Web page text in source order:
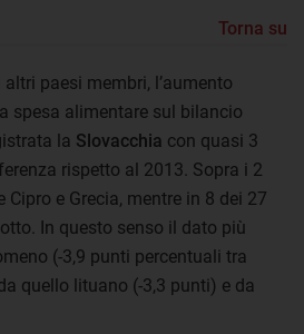
Torna su
paesi membri, l’aumento
spesa alimentare sul bilancio
la Slovacchia con quasi 3
rispetto al 2013. Sopra i 2
e Grecia, mentre in 8 dei 27
In questo senso il dato più
(-3,9 punti percentuali tra
quello lituano (-3,3 punti) e da